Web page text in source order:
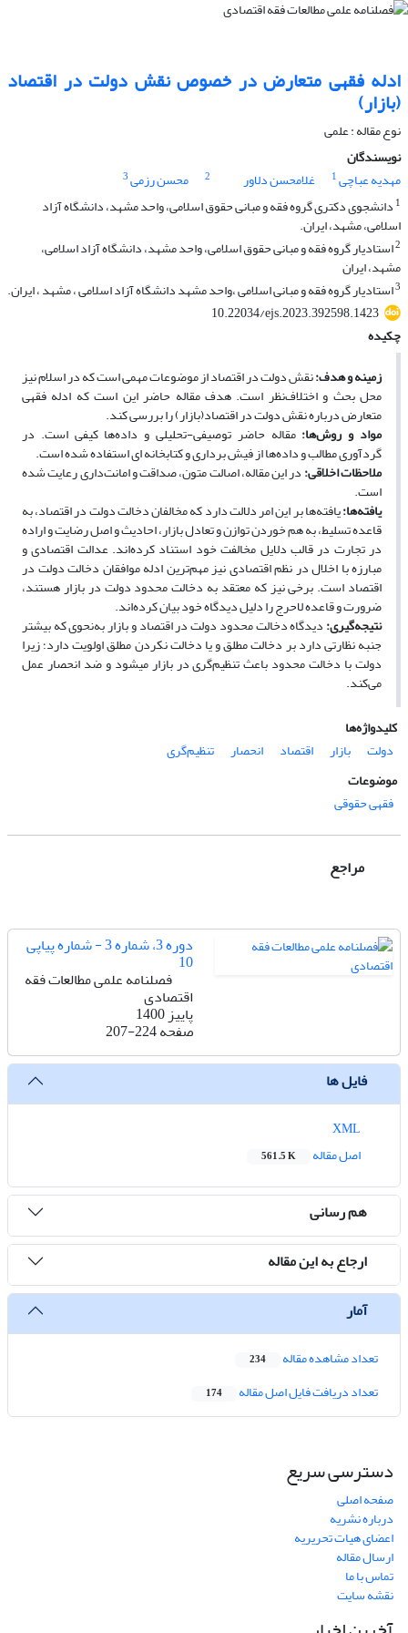
ادله فقهی متعارض در خصوص نقش دولت در اقتصاد
(بازار)
نوع مقاله : علمی
نویسندگان
مهدیه عباچی1 غلامحسن دلاور 2 محسن رزمی3
1 دانشجوی دکتری گروه فقه و مبانی حقوق اسلامی، واحد مشهد، دانشگاه آزاد
اسلامی، مشهد، ایران.
2استادیار گروه فقه و مبانی حقوق اسلامی، واحد مشهد، دانشگاه آزاد اسلامی،
مشهد، ایران
3استادیار گروه فقه و مبانی اسلامی ،واحد مشهد دانشگاه آزاد اسلامی ، مشهد ، ایران.
10.22034/ejs.2023.392598.1423
چکیده
زمینهوهدف:نقش دولت در اقتصاد از موضوعات مهمی است که در اسلام نیز
محل بحث و اختلاف‌نظر است. هدف مقاله حاضر این است که ادله فقهی
متعارض درباره نقش دولت در اقتصاد(بازار) را بررسی کند.
مواد و روش‌ها: مقاله حاضر توصیفی-تحلیلی و داده­‌ها کیفی است. در
گردآوری مطالب و داده‌ها از فیش ­برداری و کتاب­خانه ­ای استفاده شده است.
ملاحظاتاخلاقی:در این مقاله، اصالت متون، صداقت و امانت‌داری رعایت شده
است.
یافته‌ها:یافته‌ها بر این امر دلالت دارد که مخالفان دخالت­ دولت در اقتصاد، به
‌قاعده تسلیط، به­ هم خوردن توازن و تعادل بازار، احادیث و اصل رضایت و اراده
در تجارت در قالب دلایل مخالفت خود استناد کرده‌اند. عدالت اقتصادی و
مبارزه با اخلال در نظم اقتصادی نیز مهم‌ترین ادله موافقاندخالت دولت در
اقتصاد است. برخی نیز که معتقد به دخالت محدود دولت در بازار هستند،
ضرورت و قاعده لاحرج را دلیل دیدگاه خود بیان کرده‌اند.
نتیجه‌گیری:دیدگاهدخالت محدود دولت در اقتصاد و بازار به‌نحوی ‌که بیشتر
جنبه نظارتی دارد بر دخالت مطلق و یا دخالت نکردن مطلق اولویت دارد؛ زیرا
دولت با دخالت محدود باعث تنظیم‌گری در بازار می­شود و ضد انحصار عمل
می‌کند.
کلیدواژه‌ها
دولت
بازار اقتصاد انحصار
تنظیم‌گری
موضوعات
فقهی حقوقی
مراجع
دوره 3، شماره 3 - شماره پیاپی
10
فصلنامه علمی مطالعات فقه
اقتصادی
پاییز 1400
صفحه207-224
فایل ها
اصل مقاله
561.5 K
هم رسانی
ارجاع به این مقاله
آمار
تعداد مشاهده مقاله 234
تعداد دریافت فایل اصل مقاله 174
دسترسی سریع
صفحه اصلی
درباره نشریه
اعضای هیات تحریریه
ارسال مقاله
تماس با ما
نقشه سایت